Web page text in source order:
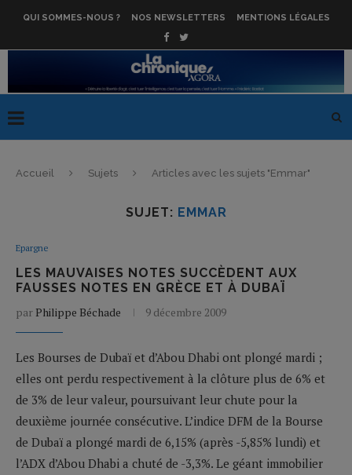
QUI SOMMES-NOUS ? NOS NEWSLETTERS MENTIONS LÉGALES
Accueil Sujets Articles avec les sujets "Emmar"
SUJET: EMMAR
Epargne
LES MAUVAISES NOTES SUCCÈDENT AUX
FAUSSES NOTES EN GRÈCE ET À DUBAÏ
par Philippe Béchade 9 décembre 2009
Les Bourses de Dubaï et d’Abou Dhabi ont plongé mardi ;
elles ont perdu respectivement à la clôture plus de 6% et
de 3% de leur valeur, poursuivant leur chute pour la
deuxième journée consécutive. L’indice DFM de la Bourse
de Dubaï a plongé mardi de 6,15% (après -5,85% lundi) et
l’ADX d’Abou Dhabi a chuté de -3,3%. Le géant immobilier